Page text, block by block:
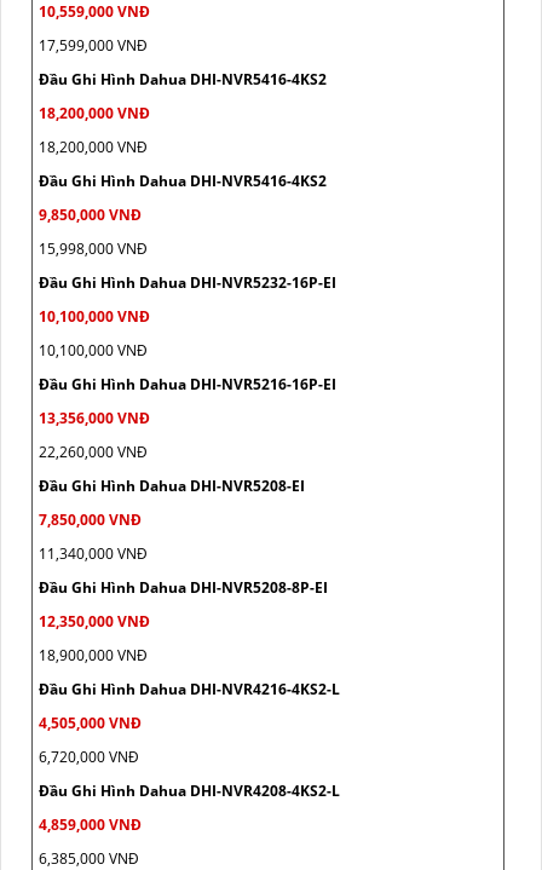
10,559,000 VNĐ
17,599,000 VNĐ
Đầu Ghi Hình Dahua DHI-NVR5416-4KS2
18,200,000 VNĐ
18,200,000 VNĐ
Đầu Ghi Hình Dahua DHI-NVR5416-4KS2
9,850,000 VNĐ
15,998,000 VNĐ
Đầu Ghi Hình Dahua DHI-NVR5232-16P-EI
10,100,000 VNĐ
10,100,000 VNĐ
Đầu Ghi Hình Dahua DHI-NVR5216-16P-EI
13,356,000 VNĐ
22,260,000 VNĐ
Đầu Ghi Hình Dahua DHI-NVR5208-EI
7,850,000 VNĐ
11,340,000 VNĐ
Đầu Ghi Hình Dahua DHI-NVR5208-8P-EI
12,350,000 VNĐ
18,900,000 VNĐ
Đầu Ghi Hình Dahua DHI-NVR4216-4KS2-L
4,505,000 VNĐ
6,720,000 VNĐ
Đầu Ghi Hình Dahua DHI-NVR4208-4KS2-L
4,859,000 VNĐ
6,385,000 VNĐ